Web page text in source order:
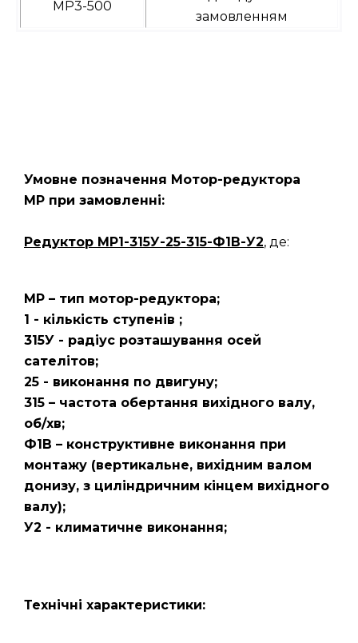
МР3-500
замовленням
Умовне позначення Мотор-редуктора
МР при замовленні:
Редуктор МР1-315У-25-315-Ф1В-У2, де:
МР – тип мотор-редуктора;
1 - кількість ступенів ;
315У - радіус розташування осей
сателітов;
25 - виконання по двигуну;
315 – частота обертання вихідного валу,
об/хв;
Ф1В – конструктивне виконання при
монтажу (вертикальне, вихідним валом
донизу, з циліндричним кінцем вихідного
валу);
У2 - климатичне виконання;
Технічні характеристики: